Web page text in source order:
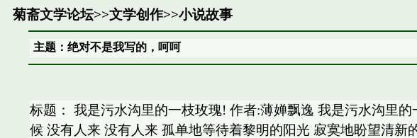
菊斋文学论坛>>文学创作>>小说故事
主题：绝对不是我写的，呵呵
标题： 我是污水沟里的一枝玫瑰! 作者:薄婵飘逸 我是污水沟里
候 没有人来 没有人来 孤单地等待着黎明的阳光 寂寞地盼望清